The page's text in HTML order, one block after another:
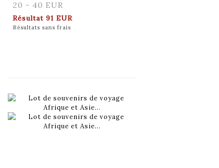
20 - 40 EUR
Résultat 91 EUR
Résultats sans frais